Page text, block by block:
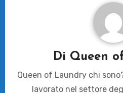
Di Queen
Queen of Laundry chi
lavorato nel settore